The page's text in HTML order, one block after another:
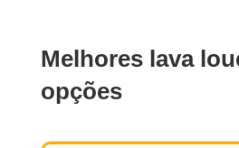
Melhores lava
opções